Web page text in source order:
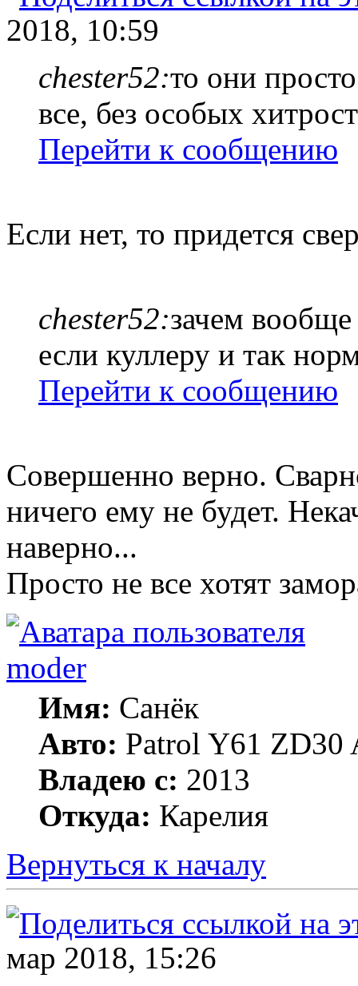
2018, 10:59
chester52:то они
все, без особых
Перейти к сообщению
Если нет, то придется
chester52:зачем
если куллеру и так
Перейти к сообщению
Совершенно верно.
ничего ему не будет.
наверно...
Просто не все хотят
moder
Имя: Санёк
Авто: Patrol Y61 ZD30
Владею с: 2013
Откуда: Карелия
Вернуться к началу
мар 2018, 15:26